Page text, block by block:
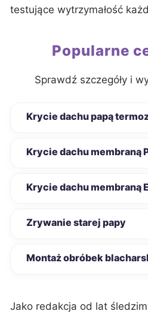
testujące wytrzymałość
Popularne
Sprawdź szczegóły i
Krycie dachu papą
Krycie dachu membraną
Krycie dachu membraną
Zrywanie starej papy
Montaż obróbek
Jako redakcja od lat